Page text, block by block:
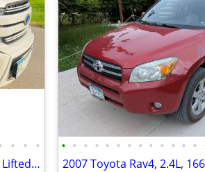
• • •
2020 Ford F150 Lariat-Custom Tuscany Lifted truck,5.0 V8,Best of Best
• • • • • • • • • • • • •